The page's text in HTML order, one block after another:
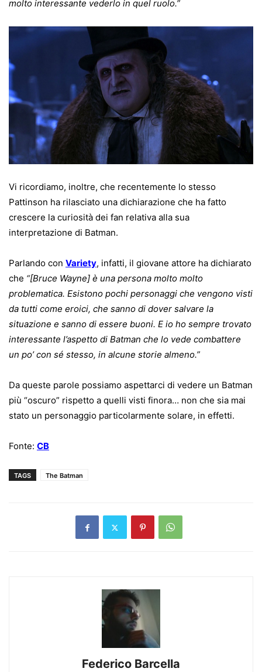
molto interessante vederlo in quel ruolo.”
Vi ricordiamo, inoltre, che recentemente lo stesso
Pattinson ha rilasciato una dichiarazione che ha fatto
crescere la curiosità dei fan relativa alla sua
interpretazione di Batman.
Parlando con Variety, infatti, il giovane attore ha dichiarato
che “[Bruce Wayne] è una persona molto molto
problematica. Esistono pochi personaggi che vengono visti
da tutti come eroici, che sanno di dover salvare la
situazione e sanno di essere buoni. E io ho sempre trovato
interessante l’aspetto di Batman che lo vede combattere
un po’ con sé stesso, in alcune storie almeno.”
Da queste parole possiamo aspettarci di vedere un Batman
più “oscuro” rispetto a quelli visti finora… non che sia mai
stato un personaggio particolarmente solare, in effetti.
Fonte: CB
TAGS The Batman
Federico Barcella